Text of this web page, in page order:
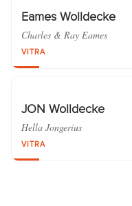
Eames Wolldecke
Charles & Ray Eames
VITRA
JON Wolldecke
Hella Jongerius
VITRA